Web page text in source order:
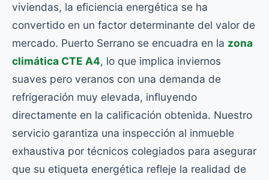
viviendas, la eficiencia energética se ha
convertido en un factor determinante del valor de
mercado. Puerto Serrano se encuadra en la zona
climática CTE A4, lo que implica inviernos
suaves pero veranos con una demanda de
refrigeración muy elevada, influyendo
directamente en la calificación obtenida. Nuestro
servicio garantiza una inspección al inmueble
exhaustiva por técnicos colegiados para asegurar
que su etiqueta energética refleje la realidad de